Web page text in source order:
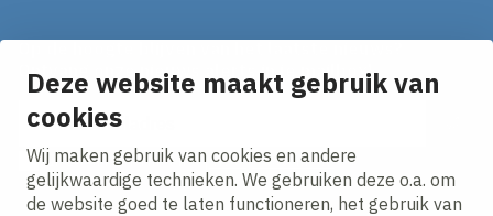
Deze website maakt gebruik van
cookies
Wij maken gebruik van cookies en andere
gelijkwaardige technieken. We gebruiken deze o.a. om
de website goed te laten functioneren, het gebruik van
Ontvang onze nieuws alerts in je mailbox!
E-mailadres
Ik ga akkoord met hetprivacy statement.